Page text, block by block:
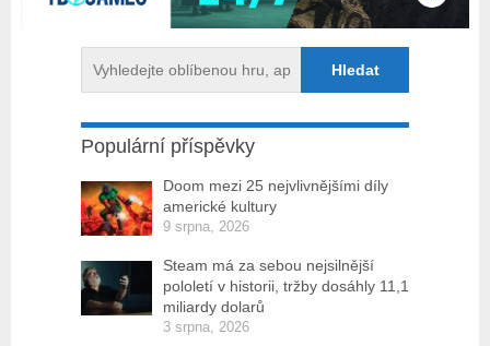
Populární příspěvky
Doom mezi 25 nejvlivnějšími díly
americké kultury
9 srpna, 2026
Steam má za sebou nejsilnější
pololetí v historii, tržby dosáhly 11,1
miliardy dolarů
3 srpna, 2026